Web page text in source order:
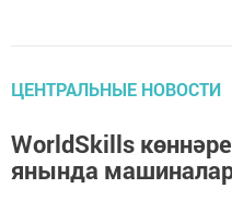
ЦЕНТРАЛЬНЫЕ НОВОСТИ
WorldSkills
янында